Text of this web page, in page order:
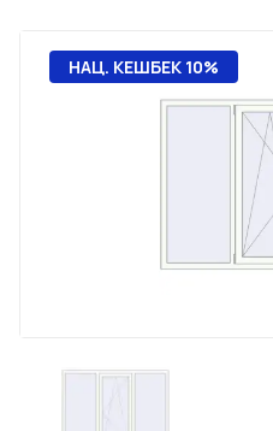
НАЦ. КЕШБЕК 10%